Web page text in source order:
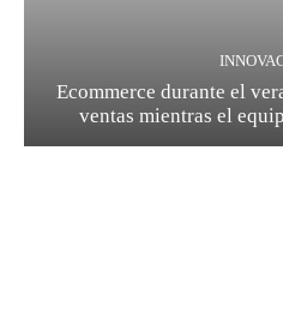
Ecommerce durante el
ventas mientras el